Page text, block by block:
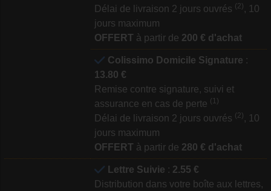
Délai de livraison 2 jours ouvrés (2) , 10
jours maximum
OFFERT à partir de 200 € d'achat
Colissimo Domicile Signature :
13.80 €
Remise contre signature, suivi et
assurance en cas de perte (1)
Délai de livraison 2 jours ouvrés (2) , 10
jours maximum
OFFERT à partir de 280 € d'achat
Lettre Suivie : 2.55 €
Distribution dans votre boîte aux lettres,